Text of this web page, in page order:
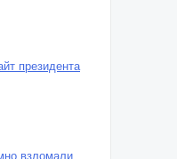
президента